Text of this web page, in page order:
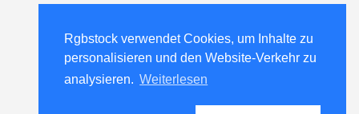
Rgbstock verwendet Cookies, um Inhalte zu
personalisieren und den Website-Verkehr zu
analysieren. Weiterlesen
Rgbstock verwendet Cookies, um Inhalte zu
personalisieren und den Website-Verkehr zu
analysieren. Weiterlesen